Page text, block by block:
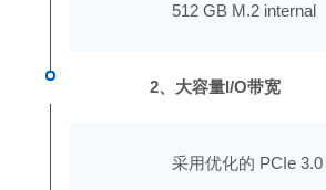
512 GB M.2 internal
2、大容量I/O带宽
采用优化的 PCIe